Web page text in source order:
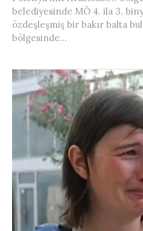
belediyesinde MÖ 4. ila 3.
özdeşleşmiş bir bakır balta
bölgesinde...